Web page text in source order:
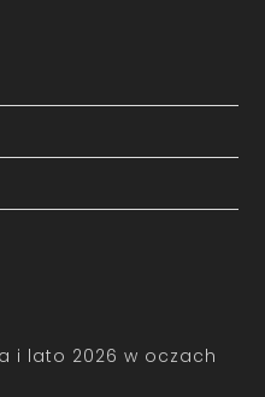
i lato 2026 w oczach